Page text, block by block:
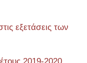
εξετάσεις των